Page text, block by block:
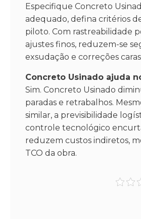
Especifique Concreto
adequado, defina critérios
piloto. Com rastreabilidade
ajustes finos, reduzem-se
exsudação e correções
Concreto Usinado ajuda
Sim. Concreto Usinado
paradas e retrabalhos.
similar, a previsibilidade
controle tecnológico
reduzem custos indiretos,
TCO da obra.